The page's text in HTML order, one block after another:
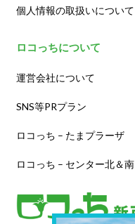
個人情報の取扱いについて
ロコっちについて
運営会社について
SNS等PRプラン
ロコっち – たまプラーザ
ロコっち – センター北＆南